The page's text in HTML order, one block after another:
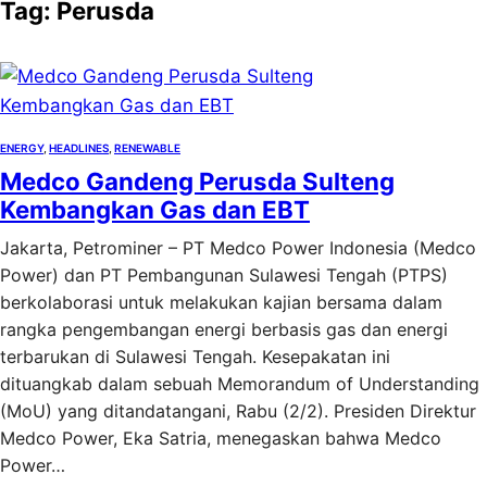
Tag: Perusda
ENERGY, HEADLINES RENEWABLE
Medco Gandeng Perusda Sulteng
Kembangkan Gas dan EBT
Jakarta, Petrominer – PT Medco Power Indonesia (Medco
Power) dan PT Pembangunan Sulawesi Tengah (PTPS)
berkolaborasi untuk melakukan kajian bersama dalam
rangka pengembangan energi berbasis gas dan energi
terbarukan di Sulawesi Tengah. Kesepakatan ini
dituangkab dalam sebuah Memorandum of Understanding
(MoU) yang ditandatangani, Rabu (2/2). Presiden Direktur
Medco Power, Eka Satria, menegaskan bahwa Medco
Power…